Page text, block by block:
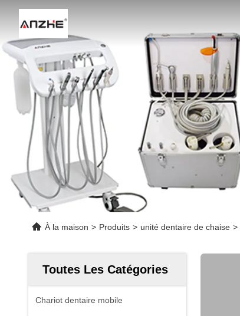
À la maison > Produits > unité dentaire de chaise >
Toutes Les Catégories
Chariot dentaire mobile